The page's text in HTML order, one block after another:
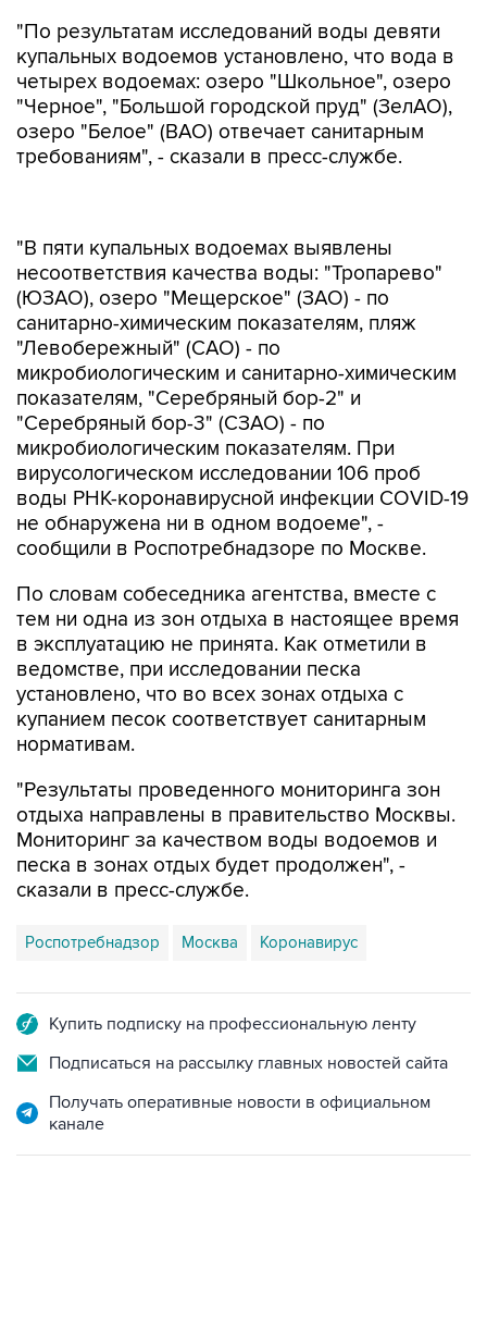
"По результатам исследований воды девяти
купальных водоемов установлено, что вода в
четырех водоемах: озеро "Школьное", озеро
"Черное", "Большой городской пруд" (ЗелАО),
озеро "Белое" (ВАО) отвечает санитарным
требованиям", - сказали в пресс-службе.
(ЮЗАО), озеро "Мещерское" (ЗАО) - по
санитарно-химическим показателям, пляж
"Левобережный" (САО) - по
микробиологическим и санитарно-химическим
показателям, "Серебряный бор-2" и
"Серебряный бор-3" (СЗАО) - по
микробиологическим показателям. При
вирусологическом исследовании 106 проб
воды РНК-коронавирусной инфекции COVID-19
не обнаружена ни в одном водоеме", -
сообщили в Роспотребнадзоре по Москве.
По словам собеседника агентства, вместе с
в эксплуатацию не принята. Как отметили в
ведомстве, при исследовании песка
установлено, что во всех зонах отдыха с
купанием песок соответствует санитарным
нормативам.
"Результаты проведенного мониторинга зон
Мониторинг за качеством воды водоемов и
песка в зонах отдых будет продолжен", -
сказали в пресс-службе.
Роспотребнадзор Москва
Подписаться на рассылку главных новостей сайта
Получать оперативные новости в официальном